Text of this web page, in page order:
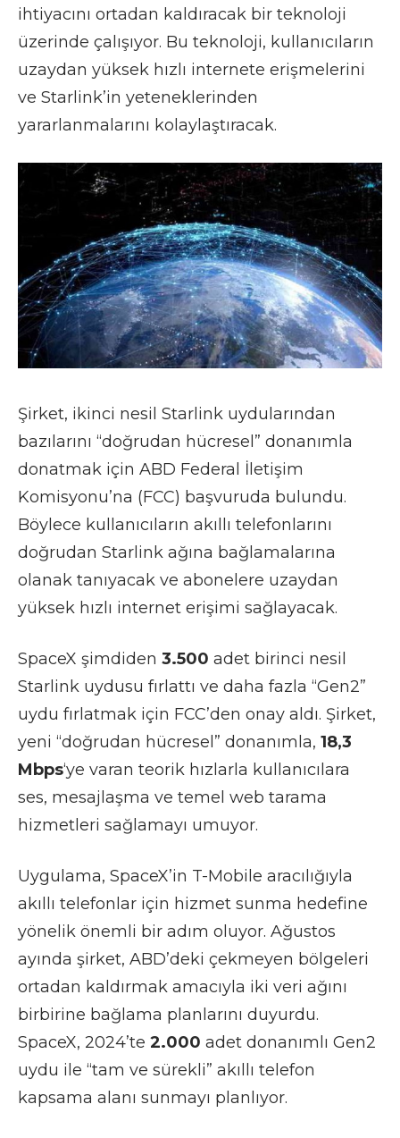
ihtiyacını ortadan kaldıracak bir teknoloji
üzerinde çalışıyor. Bu teknoloji, kullanıcıların
uzaydan yüksek hızlı internete erişmelerini
ve Starlink’in yeteneklerinden
yararlanmalarını kolaylaştıracak.
Şirket, ikinci nesil Starlink uydularından
bazılarını “doğrudan hücresel” donanımla
donatmak için ABD Federal İletişim
Komisyonu’na (FCC) başvuruda bulundu.
Böylece kullanıcıların akıllı telefonlarını
doğrudan Starlink ağına bağlamalarına
olanak tanıyacak ve abonelere uzaydan
yüksek hızlı internet erişimi sağlayacak.
SpaceX şimdiden 3.500 adet birinci nesil
Starlink uydusu fırlattı ve daha fazla “Gen2”
uydu fırlatmak için FCC’den onay aldı. Şirket,
yeni “doğrudan hücresel” donanımla, 18,3
Mbps‘ye varan teorik hızlarla kullanıcılara
ses, mesajlaşma ve temel web tarama
hizmetleri sağlamayı umuyor.
Uygulama, SpaceX’in T-Mobile aracılığıyla
akıllı telefonlar için hizmet sunma hedefine
yönelik önemli bir adım oluyor. Ağustos
ayında şirket, ABD’deki çekmeyen bölgeleri
ortadan kaldırmak amacıyla iki veri ağını
birbirine bağlama planlarını duyurdu.
SpaceX, 2024’te 2.000 adet donanımlı Gen2
uydu ile “tam ve sürekli” akıllı telefon
kapsama alanı sunmayı planlıyor.